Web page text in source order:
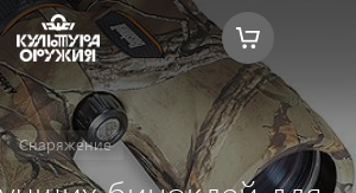
Снаряжение